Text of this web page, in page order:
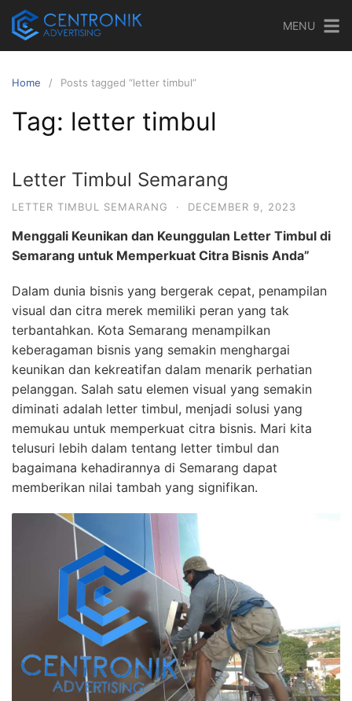
Skip
content
MENU
Home Posts tagged “letter timbul”
Tag: letter timbul
Letter Timbul Semarang
LETTER TIMBUL SEMARANG · DECEMBER 9, 2023
Menggali Keunikan dan Keunggulan Letter Timbul di
Semarang untuk Memperkuat Citra Bisnis Anda”
Dalam dunia bisnis yang bergerak cepat, penampilan
visual dan citra merek memiliki peran yang tak
terbantahkan. Kota Semarang menampilkan
keberagaman bisnis yang semakin menghargai
keunikan dan kekreatifan dalam menarik perhatian
pelanggan. Salah satu elemen visual yang semakin
diminati adalah letter timbul, menjadi solusi yang
memukau untuk memperkuat citra bisnis. Mari kita
telusuri lebih dalam tentang letter timbul dan
bagaimana kehadirannya di Semarang dapat
memberikan nilai tambah yang signifikan.